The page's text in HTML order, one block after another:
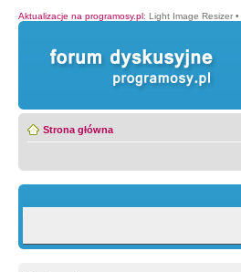
Aktualizacje na programosy.pl: Light Image Resizer •
Strona główna